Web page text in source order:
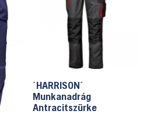
A
változatok
termékoldalon
választhatók
ki
´HARRISON´
Munkanadrág
Antracitszürke